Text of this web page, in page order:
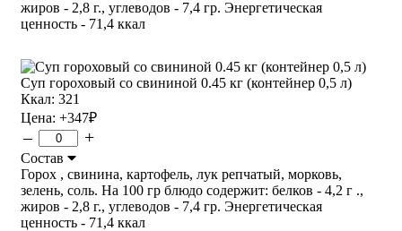
жиров - 2,8 г., углеводов - 7,4 гр. Энергетическая
ценность - 71,4 ккал
Суп гороховый со свининой 0.45 кг (контейнер 0,5 л)
Ккал: 321
Цена: +347₽
– +
Состав
Горох , свинина, картофель, лук репчатый, морковь,
зелень, соль. На 100 гр блюдо содержит: белков - 4,2 г .,
жиров - 2,8 г., углеводов - 7,4 гр. Энергетическая
ценность - 71,4 ккал